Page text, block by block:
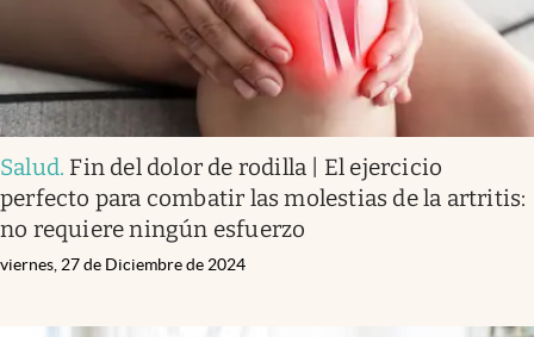
Salud. Fin del dolor de rodilla | El ejercicio
perfecto para combatir las molestias de la artritis:
no requiere ningún esfuerzo
viernes, 27 de Diciembre de 2024